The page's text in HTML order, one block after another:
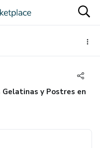
Gelatinas y Postres en